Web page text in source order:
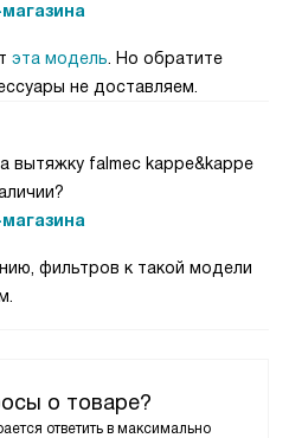
о товаре?
ответить в максимально
эта модель . Но обратите
не доставляем.
вытяжку falmec kappe&kappe
фильтров к такой модели